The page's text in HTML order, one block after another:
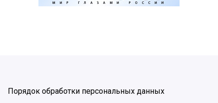
Порядок обработки персональных данных